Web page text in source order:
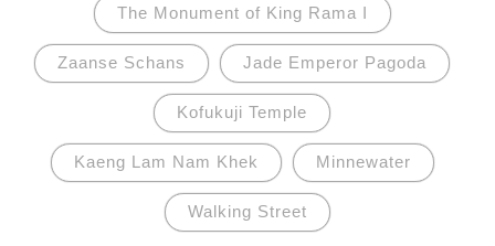
The Monument of King Rama I
Zaanse Schans Jade Emperor Pagoda
Kofukuji Temple
Kaeng Lam Nam Khek Minnewater
Walking Street